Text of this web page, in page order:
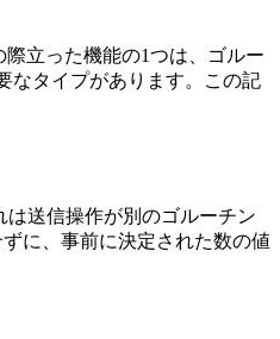
立った機能の1つは、ゴルー
なタイプがあります。この記
送信操作が別のゴルーチン
に、事前に決定された数の値